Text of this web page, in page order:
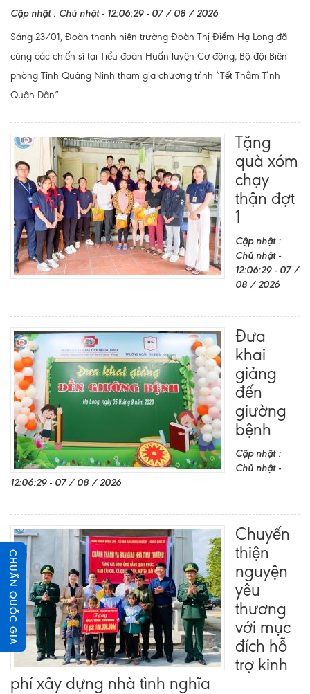
Cập nhật : Chủ nhật - 12:06:29 - 07 / 08 / 2026
Sáng 23/01, Đoàn thanh niên trường Đoàn Thị Điểm Hạ Long đã
cùng các chiến sĩ tại Tiểu đoàn Huấn luyện Cơ động, Bộ đội Biên
phòng Tỉnh Quảng Ninh tham gia chương trình “Tết Thắm Tình
Quân Dân”.
Tặng
quà xóm
chạy
thận đợt
1
Cập nhật :
Chủ nhật -
12:06:29 - 07 /
08 / 2026
Đưa
khai
giảng
đến
giường
bệnh
Cập nhật :
Chủ nhật -
12:06:29 - 07 / 08 / 2026
Chuyến
thiện
nguyện
yêu
thương
với mục
đích hỗ
trợ kinh
phí xây dựng nhà tình nghĩa
CHUẨN QUỐC GIA